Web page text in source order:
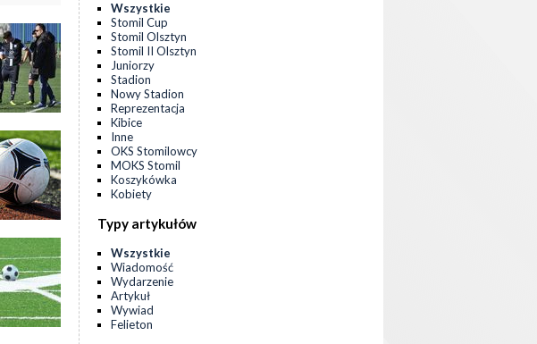
Wszystkie
Stomil Cup
Stomil Olsztyn
Stomil II Olsztyn
Juniorzy
Stadion
Nowy Stadion
Reprezentacja
Kibice
Inne
OKS Stomilowcy
MOKS Stomil
Koszykówka
Kobiety
Typy artykułów
Wszystkie
Wiadomość
Wydarzenie
Artykuł
Wywiad
Felieton